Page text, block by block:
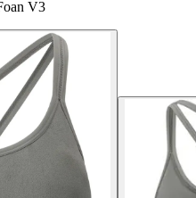
V3